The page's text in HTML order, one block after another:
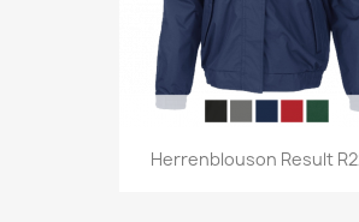
Herrenblouson Result